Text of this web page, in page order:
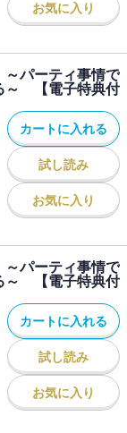
お気に入り
パーティ事情で
～ 【電子特典付
カートに入れる
試し読み
お気に入り
パーティ事情で
～ 【電子特典付
カートに入れる
試し読み
お気に入り